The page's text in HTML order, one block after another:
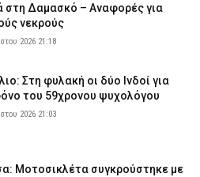
στη Δαμασκό – Αναφορές για
νεκρούς
2026 21:18
Στη φυλακή οι δύο Ινδοί για
του 59χρονου ψυχολόγου
2026 21:03
Μοτοσικλέτα συγκρούστηκε με